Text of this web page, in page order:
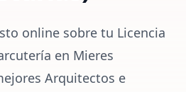
online sobre tu Licencia
en Mieres
Arquitectos e